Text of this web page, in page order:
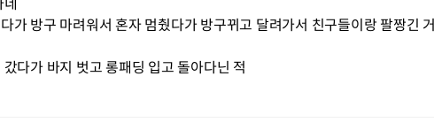
가 방구 마려워서 혼자 멈췄다가 방구뀌고 달려가서 친구들이랑 팔짱긴 거
다가 바지 벗고 롱패딩 입고 돌아다닌 적